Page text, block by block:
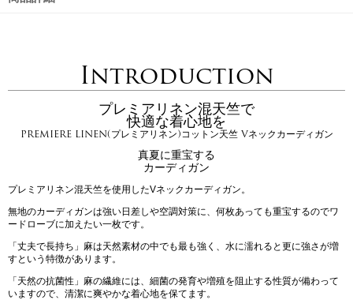
Introduction
プレミアリネン混天竺で
快適な着心地を
PREMIERE LINEN(プレミアリネン)コットン天竺 Vネックカーディガン
真夏に重宝する
カーディガン
プレミアリネン混天竺を使用したVネックカーディガン。
無地のカーディガンは強い日差しや空調対策に、何枚あっても重宝するのでワ
ードローブに加えたい一枚です。
「丈夫で長持ち」麻は天然素材の中でも最も強く、水に濡れると更に強さが増
すという特徴があります。
「天然の抗菌性」麻の繊維には、細菌の発育や増殖を阻止する性質が備わって
いますので、清潔に爽やかな着心地を保てます。